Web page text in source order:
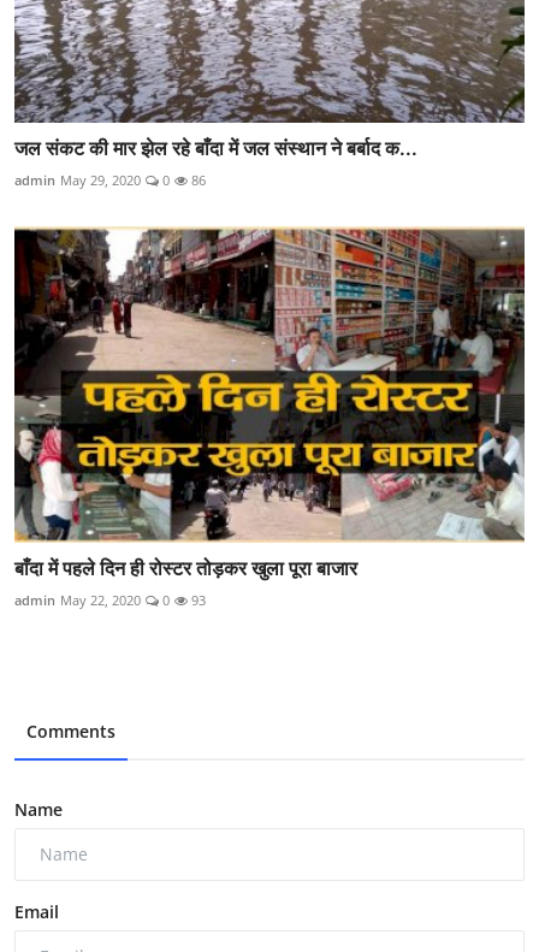
जल संकट की मार झेल रहे बाँदा में जल संस्थान ने बर्बाद क...
admin May 29, 2020 0 86
बाँदा में पहले दिन ही रोस्टर तोड़कर खुला पूरा बाजार
admin May 22, 2020 0 93
Comments
Name
Email